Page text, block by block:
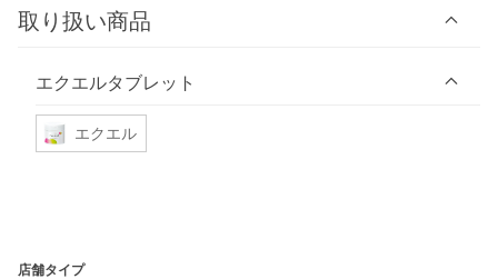
取り扱い商品
エクエルタブレット
エクエル
店舗タイプ